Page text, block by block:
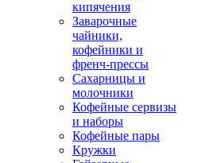
кипячения
Заварочные
чайники,
кофейники и
френч-прессы
Сахарницы и
молочники
Кофейные сервизы
и наборы
Кофейные пары
Кружки